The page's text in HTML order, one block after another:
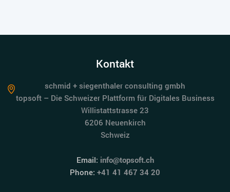
Kontakt
schmid + siegenthaler consulting gmbh
topsoft – Die Schweizer Plattform für Digitales Business
Willistattstrasse 23
6206 Neuenkirch
Schweiz
Email: info@topsoft.ch
Phone: +41 41 467 34 20